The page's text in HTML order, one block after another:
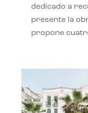
dedicado a
presente la
propone